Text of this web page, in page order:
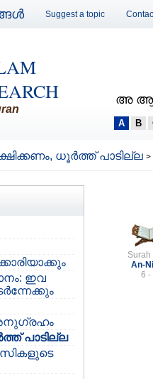
Suggest a topic
അ
A B
ധൂര്‍ത്ത് പാടില്ല >
ഇവ
പാടില്ല
Surah
An-
6 -